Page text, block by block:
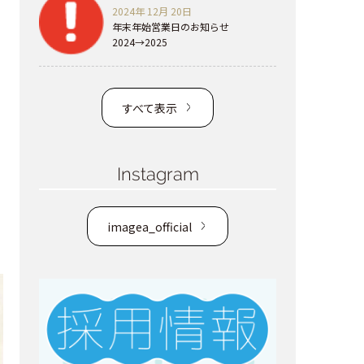
2024年 12月 20日
年末年始営業日のお知らせ
2024→2025
すべて表示
Instagram
imagea_official